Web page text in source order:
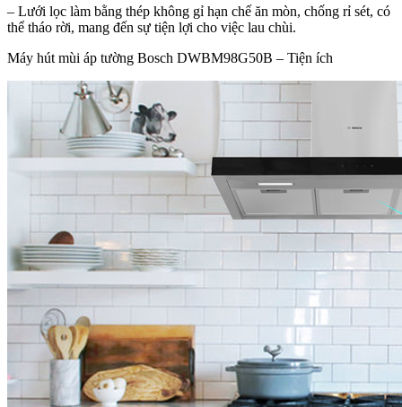
– Lưới lọc làm bằng thép không gỉ hạn chế ăn mòn, chống rỉ sét, có
thể tháo rời, mang đến sự tiện lợi cho việc lau chùi.
Máy hút mùi áp tường Bosch DWBM98G50B – Tiện ích